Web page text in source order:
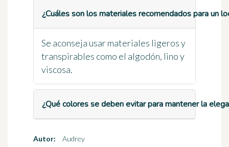
¿Cuáles son los materiales recomendados para un
Se aconseja usar materiales ligeros y
transpirables como el algodón, lino y
viscosa.
¿Qué colores se deben evitar para mantener la
Autor:
Audrey